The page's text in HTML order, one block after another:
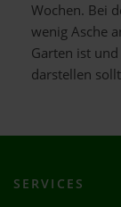
Wochen. Bei
wenig Asche
Garten ist
darstellen
SERVICES